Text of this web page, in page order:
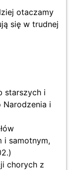
otaczamy
się w trudnej
starszych i
Narodzenia i
i samotnym,
chorych z